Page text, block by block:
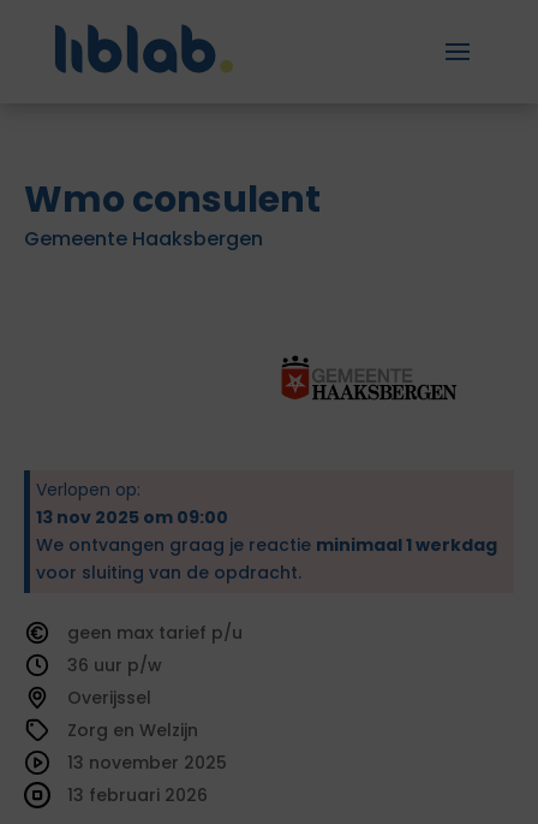
Wmo consulent
Gemeente Haaksbergen
Verlopen op:
13 nov 2025 om 09:00
We ontvangen graag je reactie minimaal 1 werkdag
voor sluiting van de opdracht.
geen
tarief
36
Overijssel
Zorg en Welzijn
13 november 2025
13 februari 2026